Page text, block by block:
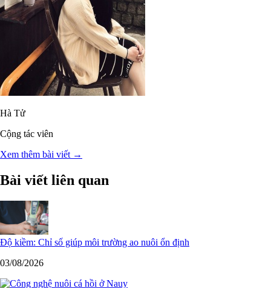
Hà Tử
Cộng tác viên
Xem thêm bài viết →
Bài viết liên quan
Độ kiềm: Chỉ số giúp môi trường ao nuôi ổn định
03/08/2026